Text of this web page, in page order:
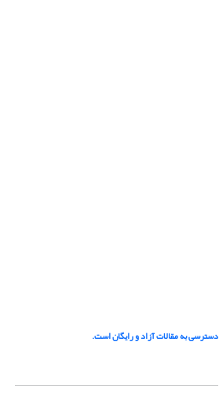
دسترسی به مقالات آزاد و رایگان است.